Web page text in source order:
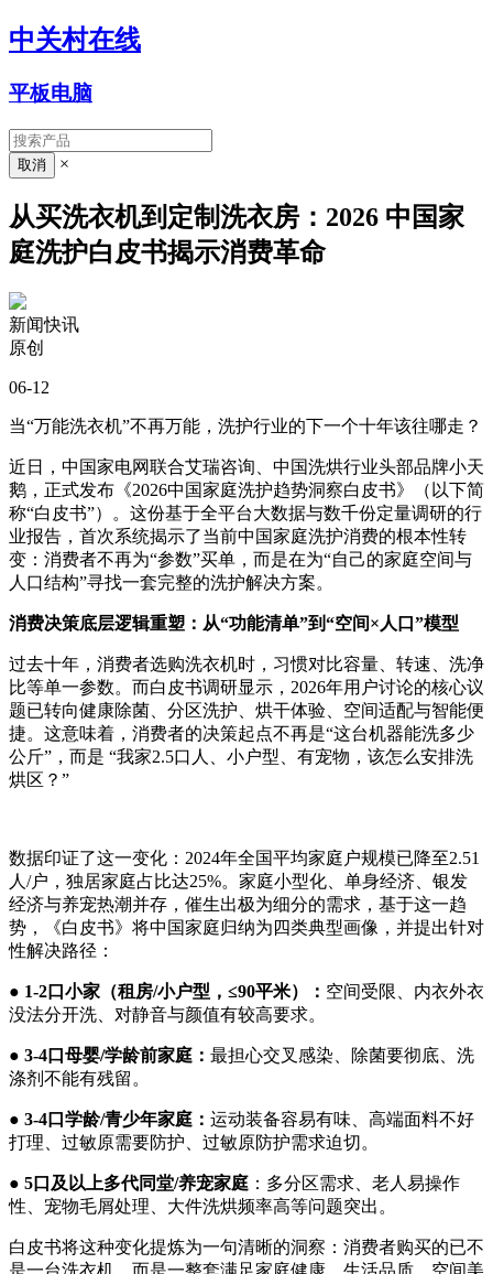
中关村在线
平板电脑
×
从买洗衣机到定制洗衣房：2026 中国家
庭洗护白皮书揭示消费革命
新闻快讯
原创
06-12
当“万能洗衣机”不再万能，洗护行业的下一个十年该往哪走？
近日，中国家电网联合艾瑞咨询、中国洗烘行业头部品牌小天
鹅，正式发布《2026中国家庭洗护趋势洞察白皮书》（以下简
称“白皮书”）。这份基于全平台大数据与数千份定量调研的行
业报告，首次系统揭示了当前中国家庭洗护消费的根本性转
变：消费者不再为“参数”买单，而是在为“自己的家庭空间与
人口结构”寻找一套完整的洗护解决方案。
消费决策底层逻辑重塑：从“功能清单”到“空间× 人口 ”模型
过去十年，消费者选购洗衣机时，习惯对比容量、转速、洗净
比等单一参数。而白皮书调研显示，2026年用户讨论的核心议
题已转向健康除菌、分区洗护、烘干体验、空间适配与智能便
捷。这意味着，消费者的决策起点不再是“这台机器能洗多少
公斤”，而是 “我家2.5口人、小户型、有宠物，该怎么安排洗
烘区？”
数据印证了这一变化：2024年全国平均家庭户规模已降至2.51
人/户，独居家庭占比达25%。家庭小型化、单身经济、银发
经济与养宠热潮并存，催生出极为细分的需求，基于这一趋
势，《白皮书》将中国家庭归纳为四类典型画像，并提出针对
性解决路径：
● 1-2口小家（租房/小户型， ≤90平米）： 空间受限、内衣外衣
没法分开洗、对静音与颜值有较高要求。
● 3-4口母婴/学龄前家庭： 最担心交叉感染、除菌要彻底、洗
涤剂不能有残留。
● 3-4口学龄/青少年家庭： 运动装备容易有味、高端面料不好
打理、过敏原需要防护、过敏原防护需求迫切。
● 5口及以上多代同堂/养宠家庭 ：多分区需求、老人易操作
性、宠物毛屑处理、大件洗烘频率高等问题突出。
白皮书将这种变化提炼为一句清晰的洞察：消费者购买的已不